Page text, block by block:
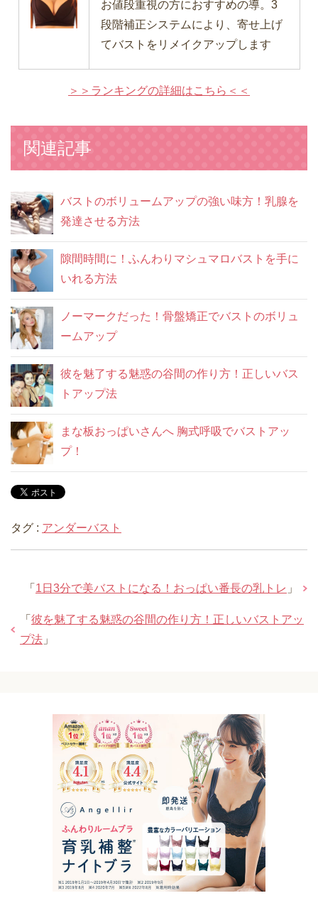
お値段重視の方におすすめの導。3
段階補正システムにより、寄せ上げ
てバストをリメイクアップします
＞＞ランキングの詳細はこちら＜＜
関連記事
バストのボリュームアップの強い味方！乳腺を
発達させる方法
隙間時間に！ふんわりマシュマロバストを手に
いれる方法
ノーマークだった！骨盤矯正でバストのボリュ
ームアップ
彼を魅了する魅惑の谷間の作り方！正しいバス
トアップ法
まな板おっぱいさんへ 胸式呼吸でバストアッ
プ！
タグ : アンダーバスト
「 1日3分で美バストになる！おっぱい番長の乳トレ 」
「 彼を魅了する魅惑の谷間の作り方！正しいバストアッ
プ法 」